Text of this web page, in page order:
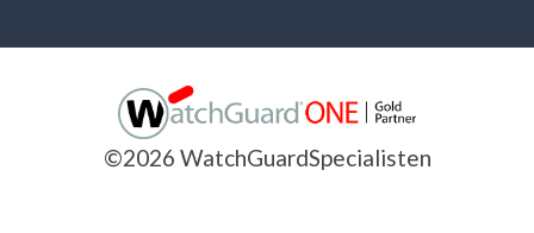
©2026 WatchGuardSpecialisten